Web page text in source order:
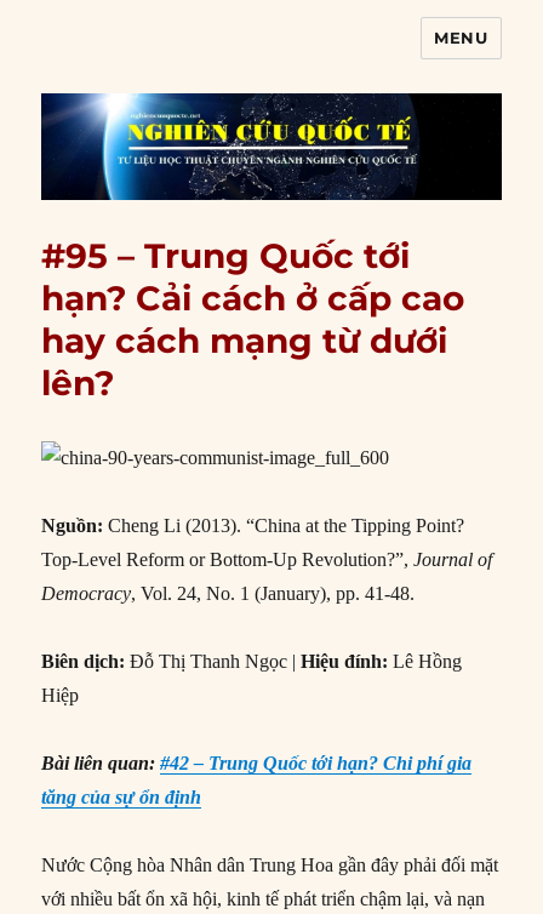
MENU
#95 – Trung Quốc tới
hạn? Cải cách ở cấp cao
hay cách mạng từ dưới
lên?
Nguồn: Cheng Li (2013). “China at the Tipping Point?
Top-Level Reform or Bottom-Up Revolution?”,Journal of
Democracy, Vol. 24, No. 1 (January), pp. 41-48.
Biên dịch: Đỗ Thị Thanh Ngọc |Hiệu đính: Lê Hồng
Hiệp
Bài liên quan:#42 – Trung Quốc tới hạn? Chi phí gia
tăng của sự ổn định
Nước Cộng hòa Nhân dân Trung Hoa gần đây phải đối mặt
với nhiều bất ổn xã hội, kinh tế phát triển chậm lại, và nạn